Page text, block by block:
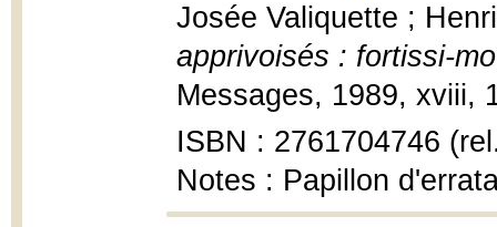
Josée Valiquette ;
apprivoisés : fortissi-
Messages, 1989, xviii,
ISBN : 2761704746
Notes : Papillon